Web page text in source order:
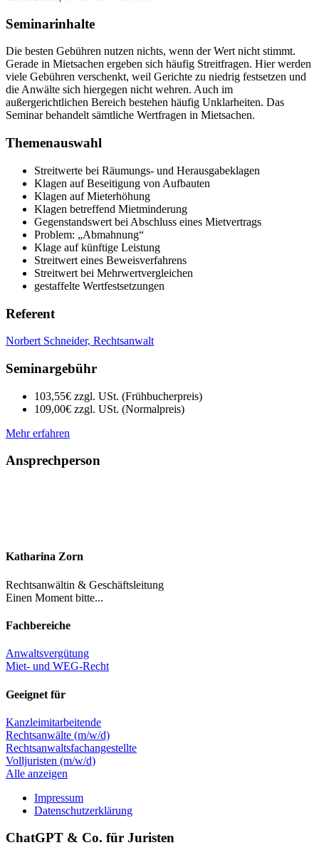
Seminarinhalte
Die besten Gebühren nutzen nichts, wenn der Wert nicht stimmt.
Gerade in Mietsachen ergeben sich häufig Streitfragen. Hier werden
viele Gebühren verschenkt, weil Gerichte zu niedrig festsetzen und
die Anwälte sich hiergegen nicht wehren. Auch im
außergerichtlichen Bereich bestehen häufig Unklarheiten. Das
Seminar behandelt sämtliche Wertfragen in Mietsachen.
Themenauswahl
Streitwerte bei Räumungs- und Herausgabeklagen
Klagen auf Beseitigung von Aufbauten
Klagen auf Mieterhöhung
Klagen betreffend Mietminderung
Gegenstandswert bei Abschluss eines Mietvertrags
Problem: „Abmahnung“
Klage auf künftige Leistung
Streitwert eines Beweisverfahrens
Streitwert bei Mehrwertvergleichen
gestaffelte Wertfestsetzungen
Referent
Norbert Schneider, Rechtsanwalt
Seminargebühr
103,55€ zzgl. USt. (Frühbucherpreis)
109,00€ zzgl. USt. (Normalpreis)
Mehr erfahren
Ansprechperson
Katharina Zorn
Rechtsanwältin & Geschäftsleitung
Einen Moment bitte...
Fachbereiche
Anwaltsvergütung
Miet- und WEG-Recht
Geeignet für
Kanzleimitarbeitende
Rechtsanwälte (m/w/d)
Rechtsanwaltsfachangestellte
Volljuristen (m/w/d)
Alle anzeigen
Impressum
Datenschutzerklärung
ChatGPT & Co. für Juristen